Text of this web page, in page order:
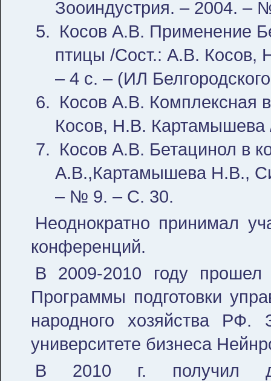
Зооиндустрия. – 2004. –
Косов А.В. Применение
птицы /Сост.: А.В. Косов,
– 4 с. – (ИЛ
Косов А.В. Комплексная
Косов, Н.В.
Косов А.В. Бетацинол в
А.В.,Картамышева Н.В.,
– № 9. – С. 30.
Неоднократно принимал
конференций.
В 2009-2010 году прошел
Программы подготовки
народного хозяйства РФ.
университете бизнеса
В 2010 г. получил